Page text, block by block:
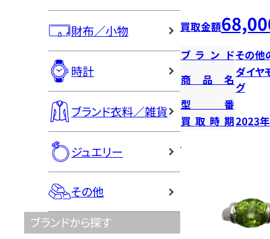
財布／小物
時計
ブランド衣料／雑貨
ジュエリー
その他
ブランドから探す
買取金額
ブランドその他
商品名
ダイヤ
グ
型番
買取時期2023